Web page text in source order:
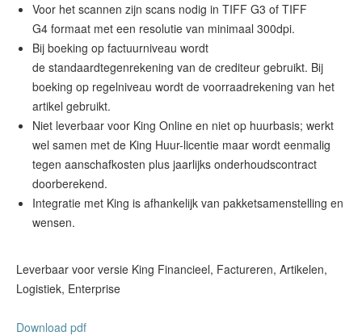
Voor het scannen zijn scans nodig in TIFF G3 of TIFF
G4 formaat met een resolutie van minimaal 300dpi.
Bij boeking op factuurniveau wordt
de standaardtegenrekening van de crediteur gebruikt. Bij
boeking op regelniveau wordt de voorraadrekening van het
artikel gebruikt.
Niet leverbaar voor King Online en niet op huurbasis; werkt
wel samen met de King Huur-licentie maar wordt eenmalig
tegen aanschafkosten plus jaarlijks onderhoudscontract
doorberekend.
Integratie met King is afhankelijk van pakketsamenstelling en
wensen.
Leverbaar voor versie King Financieel, Factureren, Artikelen,
Logistiek, Enterprise
Download pdf